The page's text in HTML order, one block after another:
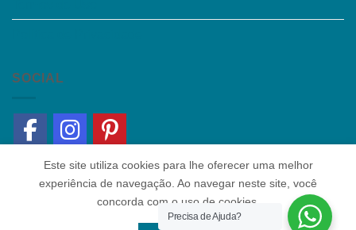
SOCIAL
Política de Privacidade Contato
Precisa de Ajuda?
Este site utiliza cookies para lhe oferecer uma melhor
experiência de navegação. Ao navegar neste site, você
concorda com o uso de cookies.